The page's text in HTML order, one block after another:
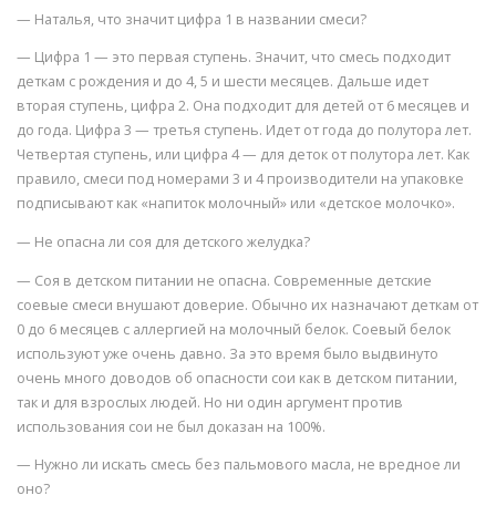
— Наталья, что значит цифра 1 в названии смеси?
— Цифра 1 — это первая ступень. Значит, что смесь подходит
деткам с рождения и до 4, 5 и шести месяцев. Дальше идет
вторая ступень, цифра 2. Она подходит для детей от 6 месяцев и
до года. Цифра 3 — третья ступень. Идет от года до полутора лет.
Четвертая ступень, или цифра 4 — для деток от полутора лет. Как
правило, смеси под номерами 3 и 4 производители на упаковке
подписывают как «напиток молочный» или «детское молочко».
— Не опасна ли соя для детского желудка?
— Соя в детском питании не опасна. Современные детские
соевые смеси внушают доверие. Обычно их назначают деткам от
0 до 6 месяцев с аллергией на молочный белок. Соевый белок
используют уже очень давно. За это время было выдвинуто
очень много доводов об опасности сои как в детском питании,
так и для взрослых людей. Но ни один аргумент против
использования сои не был доказан на 100%.
— Нужно ли искать смесь без пальмового масла, не вредное ли
оно?